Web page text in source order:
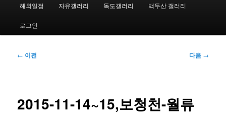
해외일정 자유갤러리 독도갤러리 백두산 갤러리
로그인
글
션
← 이전 다음 →
2015-11-14~15,보청천-월류